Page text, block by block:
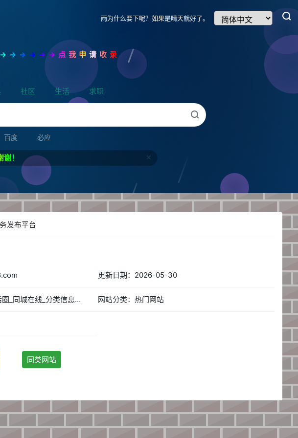
雨为什么要下呢？如果是晴天就好了。
点我申请收录
社区 生活 求职
百度 必应
！
发布平台
更新日期：2026-05-30
网站简称：万能同城生活圈_同城在线_分类信息网_全国本地便民信息综合同城免费生活服务发布平台 网站分类：热门网站
同类网站